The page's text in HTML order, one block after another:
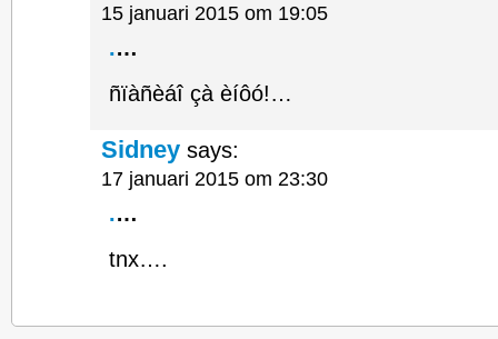
15 januari 2015 om 19:05
.…
ñïàñèáî çà èíôó!…
Sidney says:
17 januari 2015 om 23:30
.…
tnx….